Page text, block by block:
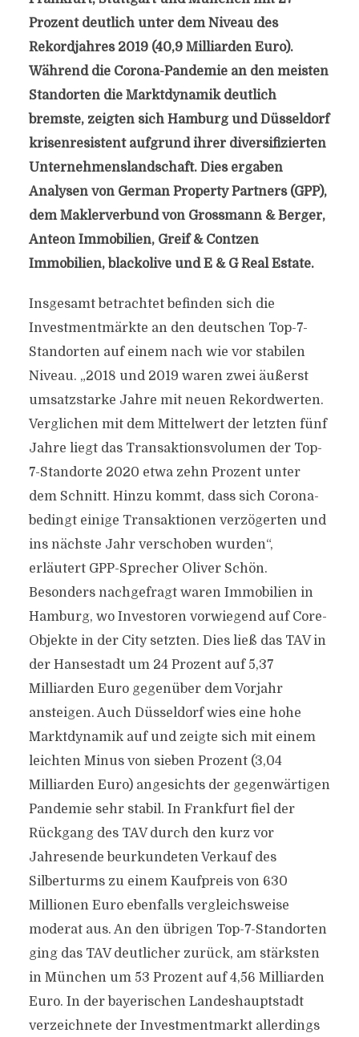
Prozent deutlich unter dem Niveau des
Rekordjahres 2019 (40,9 Milliarden Euro).
Während die Corona-Pandemie an den meisten
Standorten die Marktdynamik deutlich
bremste, zeigten sich Hamburg und Düsseldorf
krisenresistent aufgrund ihrer diversifizierten
Unternehmenslandschaft. Dies ergaben
Analysen von German Property Partners (GPP),
dem Maklerverbund von Grossmann & Berger,
Anteon Immobilien, Greif & Contzen
Immobilien, blackolive und E & G Real Estate.
Insgesamt betrachtet befinden sich die
Investmentmärkte an den deutschen Top-7-
Standorten auf einem nach wie vor stabilen
Niveau. „2018 und 2019 waren zwei äußerst
umsatzstarke Jahre mit neuen Rekordwerten.
Verglichen mit dem Mittelwert der letzten fünf
Jahre liegt das Transaktionsvolumen der Top-
7-Standorte 2020 etwa zehn Prozent unter
dem Schnitt. Hinzu kommt, dass sich Corona-
bedingt einige Transaktionen verzögerten und
ins nächste Jahr verschoben wurden“,
erläutert GPP-Sprecher Oliver Schön.
Besonders nachgefragt waren Immobilien in
Hamburg, wo Investoren vorwiegend auf Core-
Objekte in der City setzten. Dies ließ das TAV in
der Hansestadt um 24 Prozent auf 5,37
Milliarden Euro gegenüber dem Vorjahr
ansteigen. Auch Düsseldorf wies eine hohe
Marktdynamik auf und zeigte sich mit einem
leichten Minus von sieben Prozent (3,04
Milliarden Euro) angesichts der gegenwärtigen
Pandemie sehr stabil. In Frankfurt fiel der
Rückgang des TAV durch den kurz vor
Jahresende beurkundeten Verkauf des
Silberturms zu einem Kaufpreis von 630
Millionen Euro ebenfalls vergleichsweise
moderat aus. An den übrigen Top-7-Standorten
ging das TAV deutlicher zurück, am stärksten
in München um 53 Prozent auf 4,56 Milliarden
Euro. In der bayerischen Landeshauptstadt
verzeichnete der Investmentmarkt allerdings